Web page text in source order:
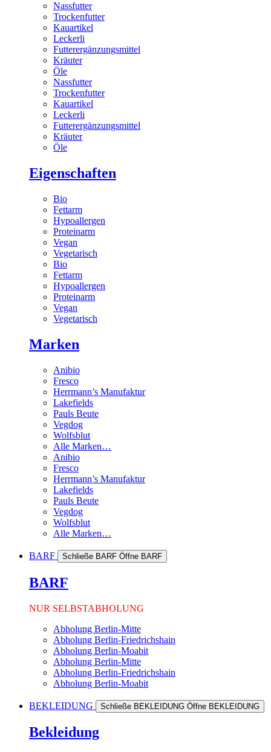
Nassfutter
Trockenfutter
Kauartikel
Leckerli
Futterergänzungsmittel
Kräuter
Öle
Nassfutter
Trockenfutter
Kauartikel
Leckerli
Futterergänzungsmittel
Kräuter
Öle
Eigenschaften
Bio
Fettarm
Hypoallergen
Proteinarm
Vegan
Vegetarisch
Bio
Fettarm
Hypoallergen
Proteinarm
Vegan
Vegetarisch
Marken
Anibio
Fresco
Herrmann’s Manufaktur
Lakefields
Pauls Beute
Vegdog
Wolfsblut
Alle Marken…
Anibio
Fresco
Herrmann’s Manufaktur
Lakefields
Pauls Beute
Vegdog
Wolfsblut
Alle Marken…
BARF Schließe BARF Öffne BARF
BARF
NUR SELBSTABHOLUNG
Abholung Berlin-Mitte
Abholung Berlin-Friedrichshain
Abholung Berlin-Moabit
Abholung Berlin-Mitte
Abholung Berlin-Friedrichshain
Abholung Berlin-Moabit
BEKLEIDUNG Schließe BEKLEIDUNG Öffne BEKLEIDUNG
Bekleidung